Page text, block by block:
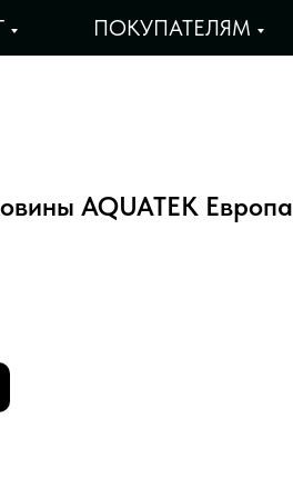
ПОКУПАТЕЛЯМ
AQUATEK Европа